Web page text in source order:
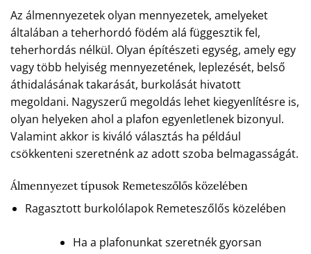
Az álmennyezetek olyan mennyezetek, amelyeket
általában a teherhordó födém alá függesztik fel,
teherhordás nélkül. Olyan építészeti egység, amely egy
vagy több helyiség mennyezetének, leplezését, belső
áthidalásának takarását, burkolását hivatott
megoldani. Nagyszerű megoldás lehet kiegyenlítésre is,
olyan helyeken ahol a plafon egyenletlenek bizonyul.
Valamint akkor is kiváló választás ha például
csökkenteni szeretnénk az adott szoba belmagasságát.
Álmennyezet típusok Remeteszőlős közelében
Ragasztott burkolólapok Remeteszőlős közelében
Ha a plafonunkat szeretnék gyorsan